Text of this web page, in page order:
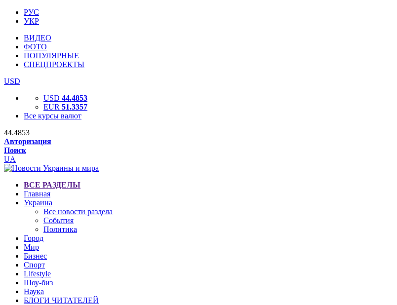
РУС
УКР
ВИДЕО
ФОТО
ПОПУЛЯРНЫЕ
СПЕЦПРОЕКТЫ
USD
USD 44.4853
EUR 51.3357
Все курсы валют
44.4853
Авторизация
Поиск
UA
ВСЕ РАЗДЕЛЫ
Главная
Украина
Все новости раздела
События
Политика
Город
Мир
Бизнес
Спорт
Lifestyle
Шоу-биз
Наука
БЛОГИ ЧИТАТЕЛЕЙ